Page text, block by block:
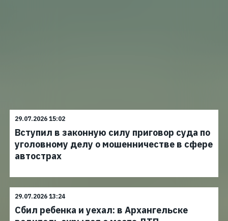
29.07.2026 15:02
Вступил в законную силу приговор суда по
уголовному делу о мошенничестве в сфере
автострах
29.07.2026 13:24
Сбил ребенка и уехал: в Архангельске